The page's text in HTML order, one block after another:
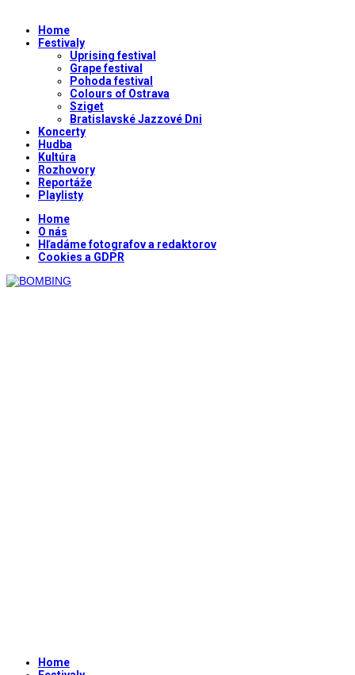
Home
Festivaly
Uprising festival
Grape festival
Pohoda festival
Colours of Ostrava
Sziget
Bratislavské Jazzové Dni
Koncerty
Hudba
Kultúra
Rozhovory
Reportáže
Playlisty
Home
O nás
Hľadáme fotografov a redaktorov
Cookies a GDPR
Home